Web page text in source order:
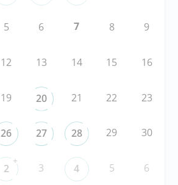
5 6 7 8 9
12 13 14 15 16
19 20 21 22 23
26 27 28 29 30
2
+
3 4 5 6